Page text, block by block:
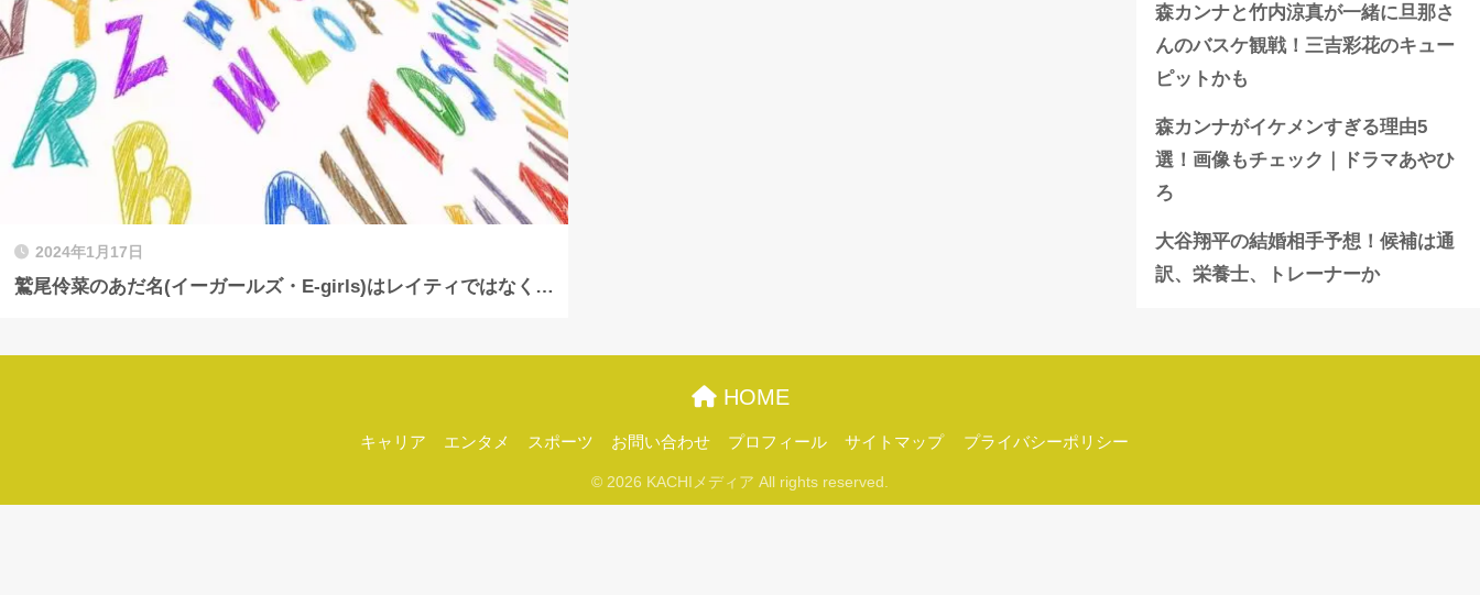
2024年1月17日
鷲尾伶菜のあだ名(イーガールズ・E-girls)はレイティではなく…
森カンナと竹内涼真が一緒に旦那さ
んのバスケ観戦！三吉彩花のキュー
ピットかも
森カンナがイケメンすぎる理由5
選！画像もチェック｜ドラマあやひ
ろ
大谷翔平の結婚相手予想！候補は通
訳、栄養士、トレーナーか
HOME
キャリア エンタメ スポーツ お問い合わせ プロフィール サイトマップ プライバシーポリシー
© 2026 KACHIメディア All rights reserved.